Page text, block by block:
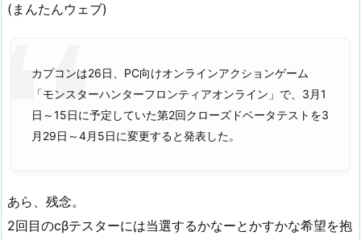
(まんたんウェブ)
カプコンは26日、PC向けオンラインアクションゲーム
「モンスターハンターフロンティアオンライン」で、3月1
日～15日に予定していた第2回クローズドベータテストを3
月29日～4月5日に変更すると発表した。
あら、残念。
2回目のcβテスターには当選するかなーとかすかな希望を抱